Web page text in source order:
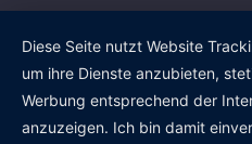
Diese Seite nutzt Website
um ihre Dienste anzubieten,
Werbung entsprechend der
anzuzeigen. Ich bin damit